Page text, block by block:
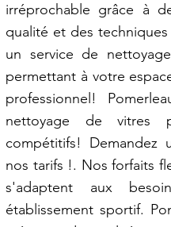
irréprochable grâce à
qualité et des
un service de
permettant à votre
professionnel!
nettoyage de vitres
compétitifs! Demandez
nos tarifs !. Nos forfaits
s'adaptent aux
établissement sportif.